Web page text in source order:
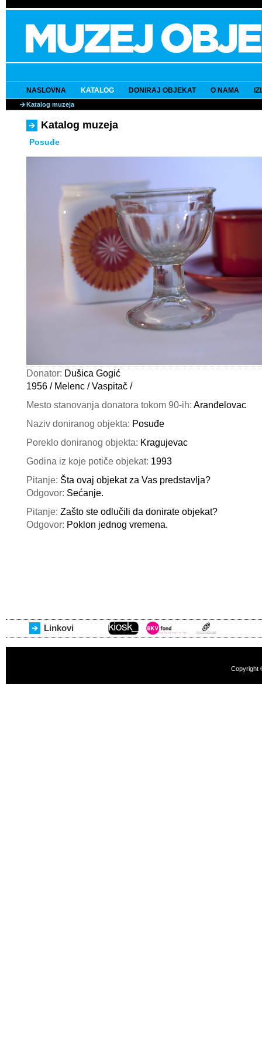
NASLOVNA KATALOG DONIRAJ OBJEKAT O NAMA
Katalog muzeja
Katalog muzeja
Posuđe
Donator: Dušica Gogić
1956 / Melenc / Vaspitač /
Mesto stanovanja donatora tokom 90-ih: Aranđelovac
Naziv doniranog objekta: Posuđe
Poreklo doniranog objekta: Kragujevac
Godina iz koje potiče objekat: 1993
Pitanje: Šta ovaj objekat za Vas predstavlja?
Odgovor: Sećanje.
Pitanje: Zašto ste odlučili da donirate objekat?
Odgovor: Poklon jednog vremena.
Linkovi
Copyright